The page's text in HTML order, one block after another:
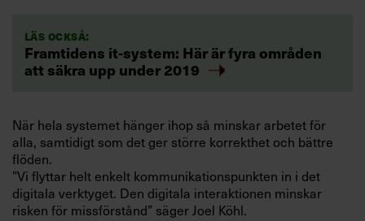
Läs också:
Framtidens it-system: Här är fyra områden
att säkra upp under 2019
När hela systemet hänger ihop så minskar arbetet för
alla, samtidigt som det ger större korrekthet och bättre
flöden.
”Vi flyttar helt enkelt kommunikationspunkten in i det
digitala verktyget. Den digitala interaktionen minskar
risken för missförstånd” säger Joel Köhl.